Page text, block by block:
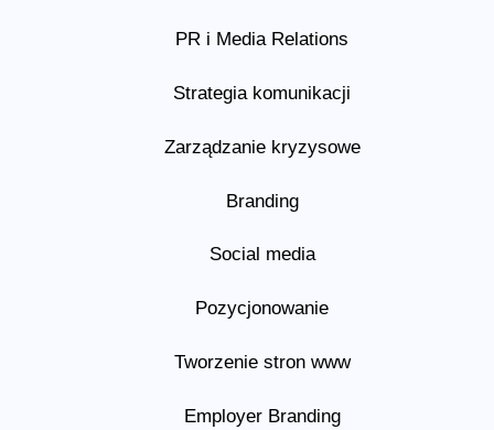
PR i Media Relations
Strategia komunikacji
Zarządzanie kryzysowe
Branding
Social media
Pozycjonowanie
Tworzenie stron www
Employer Branding